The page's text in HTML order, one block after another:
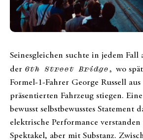
Seinesgleichen suchte in jedem Fall
der 6th Street Bridge, wo
Formel-1-Fahrer George Russell
präsentierten Fahrzeug stiegen.
bewusst selbstbewusstes Statement
elektrische Performance verstanden
Spektakel, aber mit Substanz.